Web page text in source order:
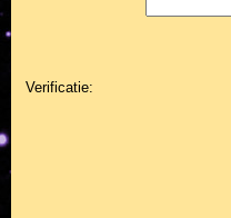
Verificatie: